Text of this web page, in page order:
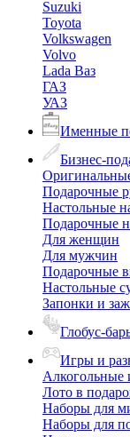
Suzuki
Toyota
Volkswagen
Volvo
Lada Ваз
ГАЗ
УАЗ
Именные
Бизнес-
Подарочные
Настольные
Подарочные
Для женщин
Для мужчин
Подарочные
Настольные
Запонки и
Глобус-
Игры и
Алкогольные
Лото в
Наборы для
Наборы для